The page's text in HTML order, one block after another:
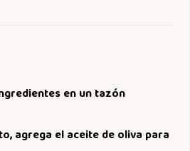
en un tazón
agrega el aceite de oliva para